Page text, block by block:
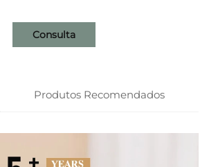
Consulta
Produtos Recomendados